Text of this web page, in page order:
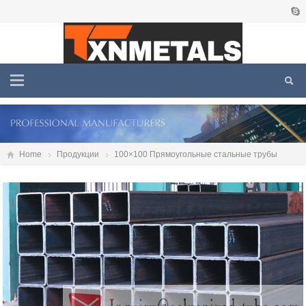
Home Продукции 100×100 Прямоугольные стальные трубы